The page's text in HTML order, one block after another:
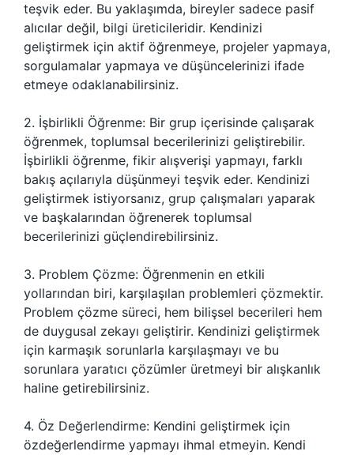
teşvik eder. Bu yaklaşımda, bireyler sadece pasif
alıcılar değil, bilgi üreticileridir. Kendinizi
geliştirmek için aktif öğrenmeye, projeler yapmaya,
sorgulamalar yapmaya ve düşüncelerinizi ifade
etmeye odaklanabilirsiniz.
2. İşbirlikli Öğrenme: Bir grup içerisinde çalışarak
öğrenmek, toplumsal becerilerinizi geliştirebilir.
İşbirlikli öğrenme, fikir alışverişi yapmayı, farklı
bakış açılarıyla düşünmeyi teşvik eder. Kendinizi
geliştirmek istiyorsanız, grup çalışmaları yaparak
ve başkalarından öğrenerek toplumsal
becerilerinizi güçlendirebilirsiniz.
3. Problem Çözme: Öğrenmenin en etkili
yollarından biri, karşılaşılan problemleri çözmektir.
Problem çözme süreci, hem bilişsel becerileri hem
de duygusal zekayı geliştirir. Kendinizi geliştirmek
için karmaşık sorunlarla karşılaşmayı ve bu
sorunlara yaratıcı çözümler üretmeyi bir alışkanlık
haline getirebilirsiniz.
4. Öz Değerlendirme: Kendini geliştirmek için
özdeğerlendirme yapmayı ihmal etmeyin. Kendi